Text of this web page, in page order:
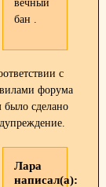
вечный
бан .
с
форума
было сделано
Лара
написал(а):